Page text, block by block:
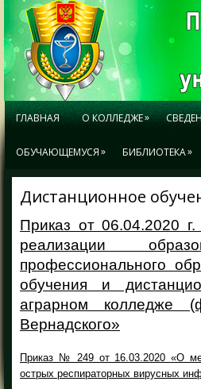
ГЛАВНАЯ О КОЛЛЕДЖЕ»
ОБУЧАЮЩЕМУСЯ» БИБЛИОТЕКА»
Дистанционное
Приказ от 06.04.2020
реализации
профессионального
обучения и
аграрном
Вернадского»
Приказ № 249 от 16.03.2020 «О
острых респираторных вирусных